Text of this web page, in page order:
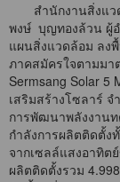
สำนักงานสิ่งแวด
พงษ์ บุญทองล้วน ผู้
แผนสิ่งแวดล้อม ลง
ภาคสมัครใจตามมา
Sermsang Solar 5
เสริมสร้างโซลาร์ จ
การพัฒนาพลังงาน
กำลังการผลิตติดตั้ง
จากเซลล์แสงอาทิต
ผลิตติดตั้งรวม